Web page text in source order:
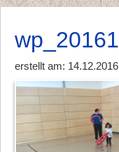
erstellt am: